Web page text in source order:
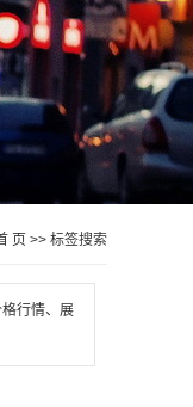
页 >> 标签搜索
行情、展